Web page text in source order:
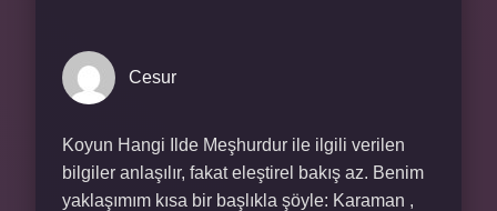
Cesur
Koyun Hangi Ilde Meşhurdur ile ilgili verilen
bilgiler anlaşılır, fakat eleştirel bakış az. Benim
yaklaşımım kısa bir başlıkla şöyle: Karaman ,